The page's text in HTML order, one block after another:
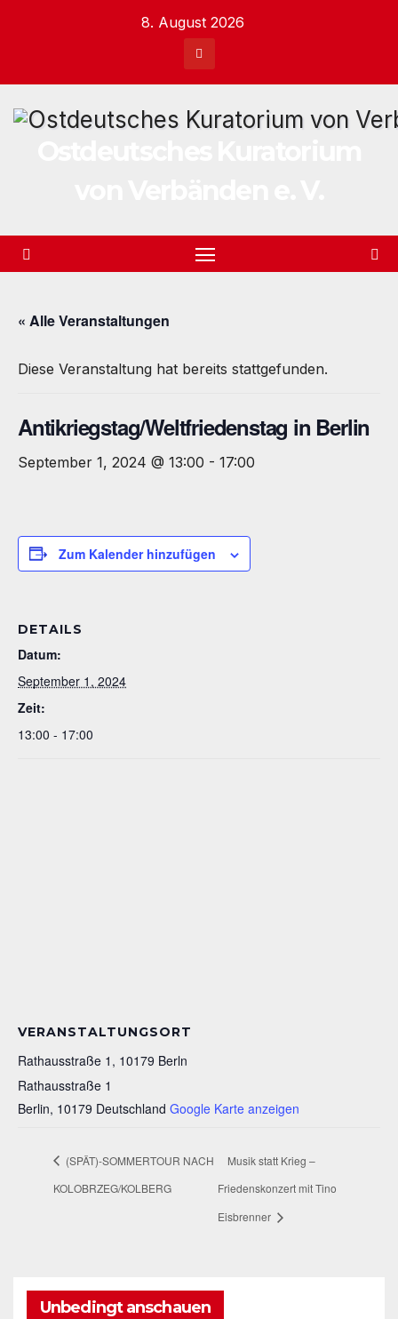
8. August 2026
« Alle Veranstaltungen
Diese Veranstaltung hat bereits stattgefunden.
Antikriegstag/Weltfriedenstag in Berlin
September 1, 2024 @ 13:00 - 17:00
Zum Kalender hinzufügen
DETAILS
Datum:
September 1, 2024
Zeit:
13:00 - 17:00
VERANSTALTUNGSORT
Rathausstraße 1, 10179 Berln
Rathausstraße 1
Berlin, 10179 Deutschland Google Karte anzeigen
(SPÄT)-SOMMERTOUR NACH
KOLOBRZEG/KOLBERG
Musik statt Krieg –
Friedenskonzert mit Tino
Eisbrenner
Unbedingt anschauen